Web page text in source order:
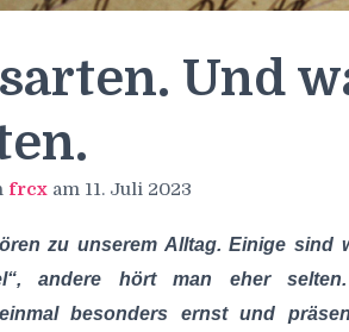
Und
frcx am 11. Juli 2023
zu unserem Alltag. Einige sind
andere hört man eher
besonders ernst und